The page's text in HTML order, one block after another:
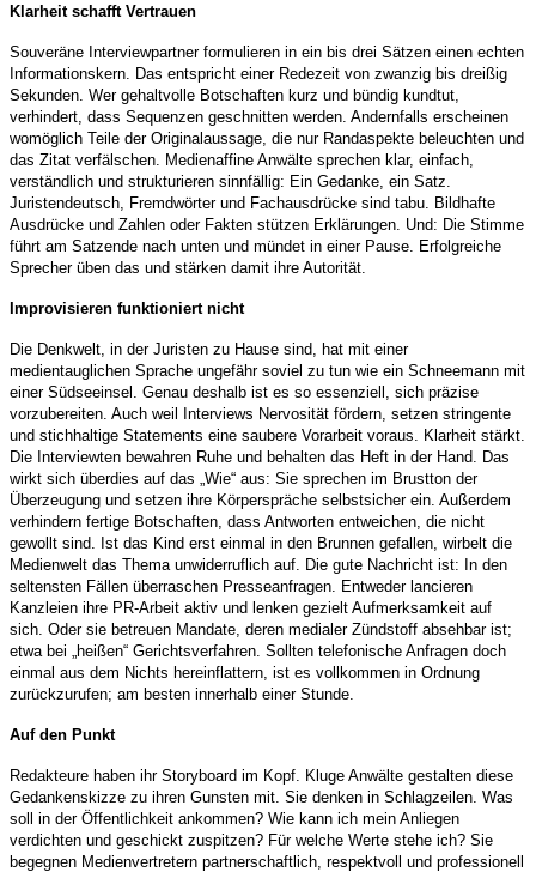
Klarheit schafft Vertrauen
Souveräne Interviewpartner formulieren in ein bis drei Sätzen einen echten
Informationskern. Das entspricht einer Redezeit von zwanzig bis dreißig
Sekunden. Wer gehaltvolle Botschaften kurz und bündig kundtut,
verhindert, dass Sequenzen geschnitten werden. Andernfalls erscheinen
womöglich Teile der Originalaussage, die nur Randaspekte beleuchten und
das Zitat verfälschen. Medienaffine Anwälte sprechen klar, einfach,
verständlich und strukturieren sinnfällig: Ein Gedanke, ein Satz.
Juristendeutsch, Fremdwörter und Fachausdrücke sind tabu. Bildhafte
Ausdrücke und Zahlen oder Fakten stützen Erklärungen. Und: Die Stimme
führt am Satzende nach unten und mündet in einer Pause. Erfolgreiche
Sprecher üben das und stärken damit ihre Autorität.
Improvisieren funktioniert nicht
Die Denkwelt, in der Juristen zu Hause sind, hat mit einer
medientauglichen Sprache ungefähr soviel zu tun wie ein Schneemann mit
einer Südseeinsel. Genau deshalb ist es so essenziell, sich präzise
vorzubereiten. Auch weil Interviews Nervosität fördern, setzen stringente
und stichhaltige Statements eine saubere Vorarbeit voraus. Klarheit stärkt.
Die Interviewten bewahren Ruhe und behalten das Heft in der Hand. Das
wirkt sich überdies auf das „Wie“ aus: Sie sprechen im Brustton der
Überzeugung und setzen ihre Körperspräche selbstsicher ein. Außerdem
verhindern fertige Botschaften, dass Antworten entweichen, die nicht
gewollt sind. Ist das Kind erst einmal in den Brunnen gefallen, wirbelt die
Medienwelt das Thema unwiderruflich auf. Die gute Nachricht ist: In den
seltensten Fällen überraschen Presseanfragen. Entweder lancieren
Kanzleien ihre PR-Arbeit aktiv und lenken gezielt Aufmerksamkeit auf
sich. Oder sie betreuen Mandate, deren medialer Zündstoff absehbar ist;
etwa bei „heißen“ Gerichtsverfahren. Sollten telefonische Anfragen doch
einmal aus dem Nichts hereinflattern, ist es vollkommen in Ordnung
zurückzurufen; am besten innerhalb einer Stunde.
Auf den Punkt
Redakteure haben ihr Storyboard im Kopf. Kluge Anwälte gestalten diese
Gedankenskizze zu ihren Gunsten mit. Sie denken in Schlagzeilen. Was
soll in der Öffentlichkeit ankommen? Wie kann ich mein Anliegen
verdichten und geschickt zuspitzen? Für welche Werte stehe ich? Sie
begegnen Medienvertretern partnerschaftlich, respektvoll und professionell